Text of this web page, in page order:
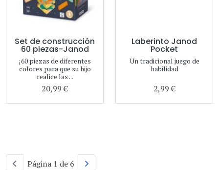
Set de construcción
60 piezas-Janod
¡60 piezas de diferentes
colores para que su hijo
realice las ...
20,99 €
Laberinto Janod
Pocket
Un tradicional juego de
habilidad
2,99 €
Página 1 de 6